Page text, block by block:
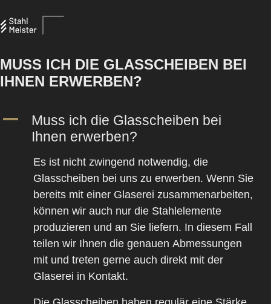
MUSS ICH DIE GLASSCHEIBEN BEI
IHNEN ERWERBEN?
A
Muss ich die Glasscheiben bei
Ihnen erwerben?
Es ist nicht zwingend notwendig, die
Glasscheiben bei uns zu erwerben. Wenn Sie
bereits mit einer Glaserei zusammenarbeiten,
können wir auch nur die Stahlelemente
produzieren und an Sie liefern. In diesem Fall
teilen wir Ihnen die genauen Abmessungen
mit und treten gerne auch direkt mit der
Glaserei in Kontakt.